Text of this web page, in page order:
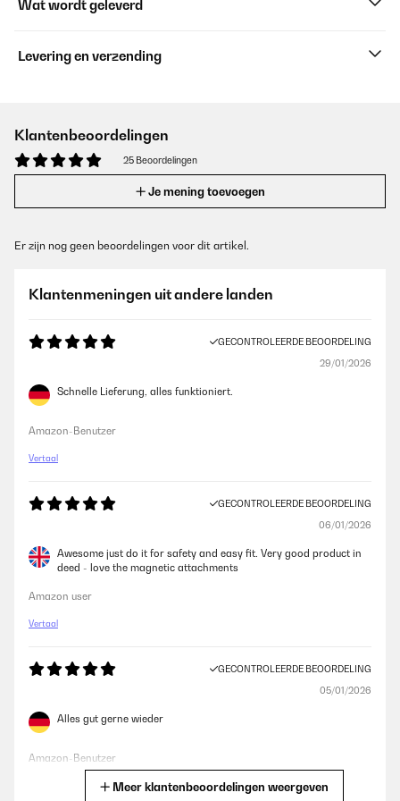
Wat wordt geleverd
Levering en verzending
Klantenbeoordelingen
25 Beoordelingen
Je mening toevoegen
Er zijn nog geen beoordelingen voor dit artikel.
Klantenmeningen uit andere landen
GECONTROLEERDE BEOORDELING
29/01/2026
Schnelle Lieferung, alles funktioniert.
Amazon-Benutzer
Vertaal
GECONTROLEERDE BEOORDELING
06/01/2026
Awesome just do it for safety and easy fit. Very good product in
deed - love the magnetic attachments
Amazon user
Vertaal
GECONTROLEERDE BEOORDELING
05/01/2026
Alles gut gerne wieder
Amazon-Benutzer
Meer klantenbeoordelingen weergeven